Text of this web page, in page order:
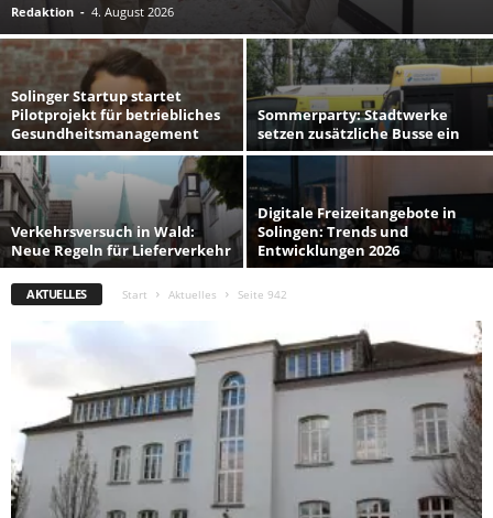
Redaktion - 4. August 2026
Solinger Startup startet
Pilotprojekt für betriebliches
Gesundheitsmanagement
Sommerparty: Stadtwerke
setzen zusätzliche Busse ein
Verkehrsversuch in Wald:
Neue Regeln für Lieferverkehr
Digitale Freizeitangebote in
Solingen: Trends und
Entwicklungen 2026
AKTUELLES Start Aktuelles Seite 942